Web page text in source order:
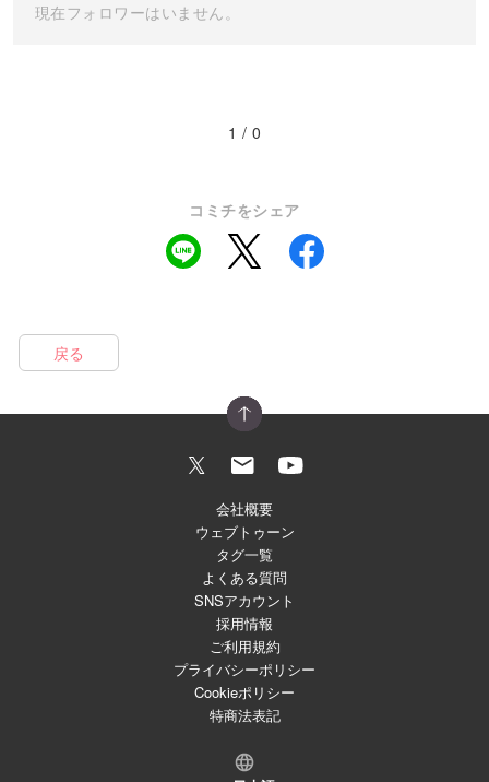
現在フォロワーはいません。
1 / 0
コミチをシェア
戻る
会社概要
ウェブトゥーン
タグ一覧
よくある質問
SNSアカウント
採用情報
ご利用規約
プライバシーポリシー
Cookieポリシー
特商法表記